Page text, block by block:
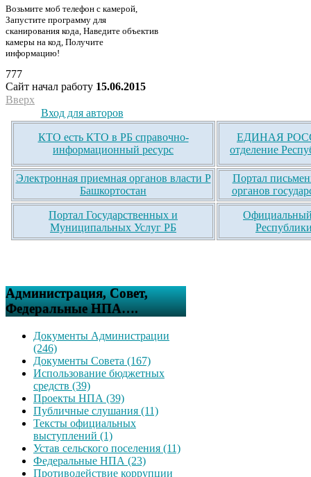
Возьмите моб телефон с камерой,
Запустите программу для
сканирования кода, Наведите объектив
камеры на код, Получите
информацию!
777
Сайт начал работу 15.06.2015
Вверх
Вход для авторов
КТО есть КТО в РБ справочно-
информационный ресурс
ЕДИНАЯ
отделение
Электронная приемная органов власти Р
Башкортостан
Портал
органов
Портал Государственных и
Муниципальных Услуг РБ
Официальный
Администрация, Совет,
Федеральные НПА….
Документы Администрации
(246)
Документы Совета (167)
Использование бюджетных
средств (39)
Проекты НПА (39)
Публичные слушания (11)
Тексты официальных
выступлений (1)
Устав сельского поселения (11)
Федеральные НПА (23)
Противодействие коррупции